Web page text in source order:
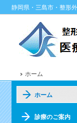
静岡県・三島市・整形
ホーム
ホーム
診療のご案内